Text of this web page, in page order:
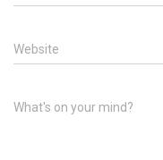
Website
What's on your mind?